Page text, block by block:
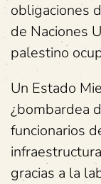
obligaciones
de Naciones
palestino
Un Estado
¿bombardea
funcionarios
gracias a la